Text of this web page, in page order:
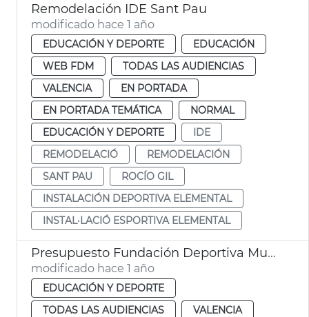
Remodelación IDE Sant Pau
modificado hace 1 año
EDUCACIÓN Y DEPORTE
EDUCACIÓN
WEB FDM
TODAS LAS AUDIENCIAS
VALENCIA
EN PORTADA
EN PORTADA TEMÁTICA
NORMAL
EDUCACIÓN Y DEPORTE
IDE
REMODELACIÓ
REMODELACIÓN
SANT PAU
ROCÍO GIL
INSTALACIÓN DEPORTIVA ELEMENTAL
INSTAL·LACIÓ ESPORTIVA ELEMENTAL
Presupuesto Fundación Deportiva Municipal València
modificado hace 1 año
EDUCACIÓN Y DEPORTE
TODAS LAS AUDIENCIAS
VALENCIA